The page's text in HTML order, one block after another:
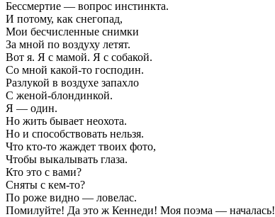
Бессмертие — вопрос инстинкта.
И потому, как снегопад,
Мои бесчисленные снимки
За мной по воздуху летят.
Вот я. Я с мамой. Я с собакой.
Со мной какой-то господин.
Разлукой в воздухе запахло
С женой-блондинкой.
Я — один.
Но жить бывает неохота.
Но и способствовать нельзя.
Что кто-то жаждет твоих фото,
Чтобы выкалывать глаза.
Кто это с вами?
Сняты с кем-то?
По роже видно — ловелас.
Помилуйте! Да это ж Кеннеди! Моя поэма — началась!